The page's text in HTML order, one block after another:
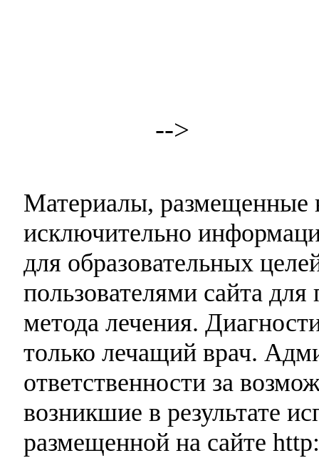
-->
Материалы, размещенные
исключительно
для образовательных
пользователями сайта
метода лечения.
только лечащий врач.
ответственности за
возникшие в результате
размещенной на сайте